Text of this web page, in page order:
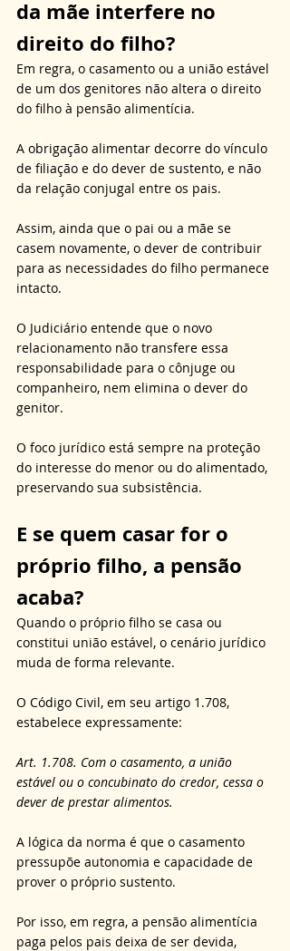
da mãe interfere no
direito do filho?
Em regra, o casamento ou a união estável
de um dos genitores não altera o direito
do filho à pensão alimentícia.
A obrigação alimentar decorre do vínculo
de filiação e do dever de sustento, e não
da relação conjugal entre os pais.
Assim, ainda que o pai ou a mãe se
casem novamente, o dever de contribuir
para as necessidades do filho permanece
intacto.
O Judiciário entende que o novo
relacionamento não transfere essa
responsabilidade para o cônjuge ou
companheiro, nem elimina o dever do
genitor.
O foco jurídico está sempre na proteção
do interesse do menor ou do alimentado,
preservando sua subsistência.
E se quem casar for o
próprio filho, a pensão
acaba?
Quando o próprio filho se casa ou
constitui união estável, o cenário jurídico
muda de forma relevante.
O Código Civil, em seu artigo 1.708,
estabelece expressamente:
Art. 1.708. Com o casamento, a união
estável ou o concubinato do credor, cessa o
dever de prestar alimentos.
A lógica da norma é que o casamento
pressupõe autonomia e capacidade de
prover o próprio sustento.
Por isso, em regra, a pensão alimentícia
paga pelos pais deixa de ser devida,